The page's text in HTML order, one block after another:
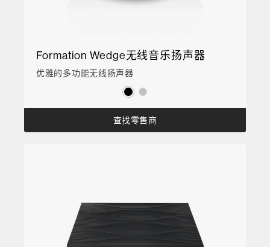
Formation Wedge无线音乐扬声器
优雅的多功能无线扬声器
查找零售商